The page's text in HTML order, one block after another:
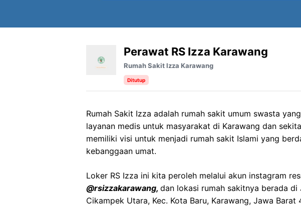
Perawat RS Izza Karawang
Rumah Sakit Izza Karawang
Ditutup
Rumah Sakit Izza adalah rumah sakit umum swasta
layanan medis untuk masyarakat di Karawang dan
memiliki visi untuk menjadi rumah sakit Islami yang
kebanggaan umat.
Loker RS Izza ini kita peroleh melalui akun instagram
@rsizzakarawang, dan lokasi rumah sakitnya berada di
Cikampek Utara, Kec. Kota Baru, Karawang, Jawa Barat